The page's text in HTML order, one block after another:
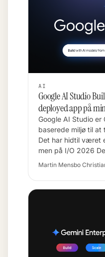
AI
Google AI Studio
deployed app på
Google AI Studio er
baserede miljø til at
Det har hidtil været
men på I/O 2026
Martin Mensbo